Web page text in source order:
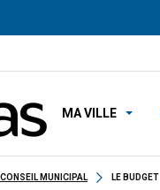
MA VILLE
CONSEIL MUNICIPAL LE BUDGET